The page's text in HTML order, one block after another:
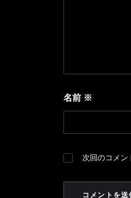
名前 ※
次回のコメン